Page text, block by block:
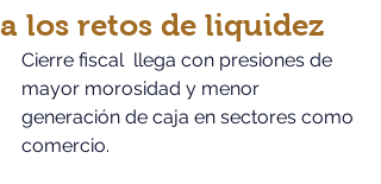
a los retos de liquidez
Cierre fiscal  llega con presiones de
mayor morosidad y menor
generación de caja en sectores como
comercio.